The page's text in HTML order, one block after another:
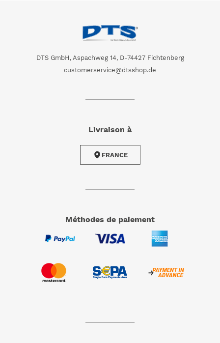
DTS GmbH, Aspachweg 14, D-74427 Fichtenberg
customerservice@dtsshop.de
Livraison à
FRANCE
méthodes de paiement